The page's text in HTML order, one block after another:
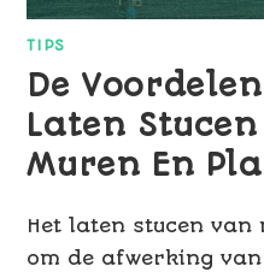
TIPS
De
Laten Stucen
Muren En
Het laten stucen
om de afwerking